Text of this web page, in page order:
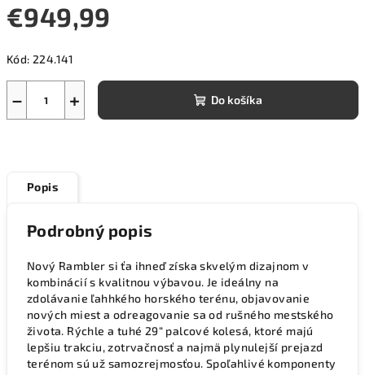
€949,99
cena:
Kód: 224.141
+
− Do košíka
Popis
Podrobný popis
Nový Rambler si ťa ihneď získa skvelým dizajnom v
kombinácií s kvalitnou výbavou. Je ideálny na
zdolávanie ľahhkého horského terénu, objavovanie
nových miest a odreagovanie sa od rušného mestského
života. Rýchle a tuhé 29“ palcové kolesá, ktoré majú
lepšiu trakciu, zotrvačnosť a najmä plynulejší prejazd
terénom sú už samozrejmosťou. Spoľahlivé komponenty